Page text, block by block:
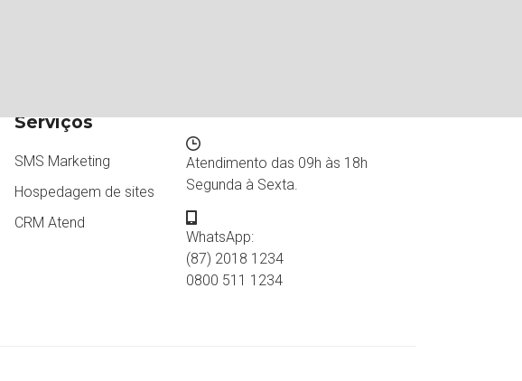
Serviços
SMS Marketing
Hospedagem de sites
CRM Atend
Atendimento das 09h às 18h
Segunda à Sexta.
WhatsApp:
(87) 2018 1234
0800 511 1234